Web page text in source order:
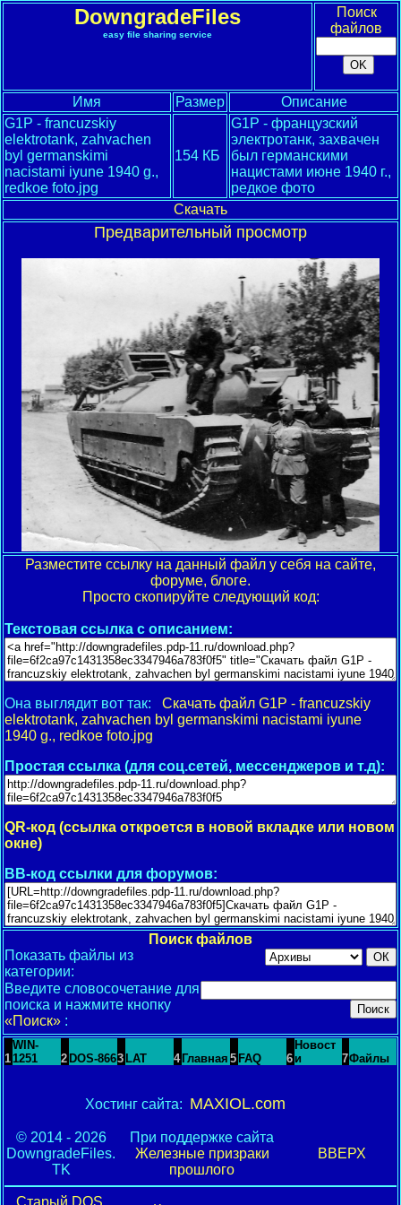
DowngradeFiles
easy file sharing service
Поиск
файлов
Имя Размер
Описание
G1P - francuzskiy
elektrotank, zahvachen
byl germanskimi
nacistami iyune 1940 g.,
redkoe foto.jpg
154 КБ
G1P - французский
электротанк, захвачен
был германскими
нацистами июне 1940 г.,
редкое фото
Скачать
Предварительный просмотр
Разместите ссылку на данный файл у себя на сайте,
форуме, блоге.
Просто скопируйте следующий код:
Текстовая ссылка с описанием:
Она выглядит вот так: Скачать файл G1P - francuzskiy
elektrotank, zahvachen byl germanskimi nacistami iyune
1940 g., redkoe foto.jpg
Простая ссылка (для соц.сетей, мессенджеров и т.д):
QR-код (ссылка откроется в новой вкладке или новом
окне)
BB-код ссылки для форумов:
Поиск файлов
Показать файлы из
категории:
Введите словосочетание для
поиска и нажмите кнопку
«Поиск» :
1
WIN-
1251
2 DOS-8663 LAT 4 Главная 5 FAQ 6
Новост
и
7Файлы
Хостинг сайта: MAXIOL.com
© 2014 - 2026
DowngradeFiles.
TK
При поддержке сайта
Железные призраки
прошлого
ВВЕРХ
Старый DOS.